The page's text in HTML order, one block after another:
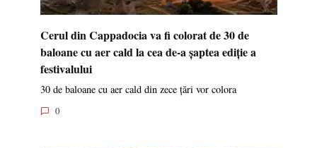
Cerul din Cappadocia va fi colorat de 30 de
baloane cu aer cald la cea de-a șaptea ediție a
festivalului
30 de baloane cu aer cald din zece țări vor colora
0